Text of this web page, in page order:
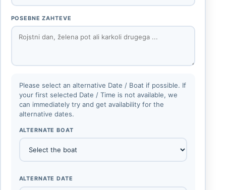
POSEBNE ZAHTEVE
Please select an alternative Date / Boat if possible. If
your first selected Date / Time is not available, we
can immediately try and get availability for the
alternative dates.
ALTERNATE BOAT
ALTERNATE DATE